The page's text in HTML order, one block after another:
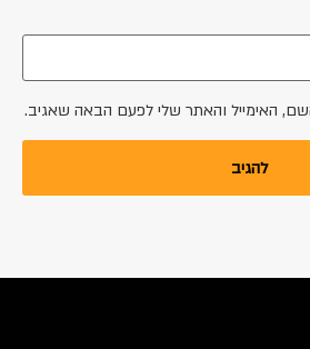
האימייל והאתר שלי לפעם הבאה שאגיב.